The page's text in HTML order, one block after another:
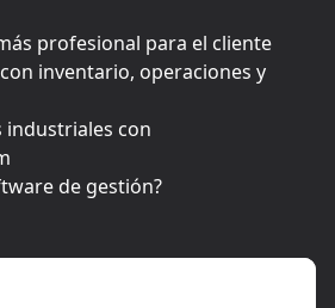
profesional para el cliente
inventario, operaciones y
industriales con
de gestión?